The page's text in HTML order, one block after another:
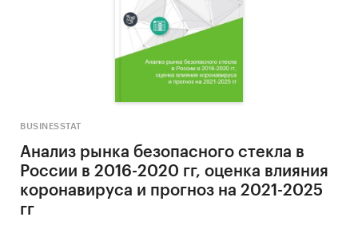
BUSINESSTAT
Анализ рынка безопасного стекла в
России в 2016-2020 гг, оценка влияния
коронавируса и прогноз на 2021-2025
гг